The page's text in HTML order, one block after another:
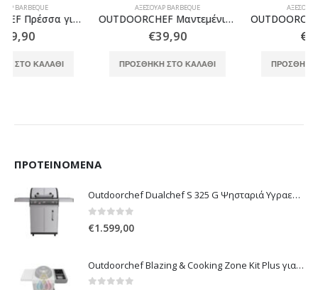
OUTDOORCHEF Μαντεμένιο Ταψί
ΠΡΟΣΘΉΚΗ ΣΤΟ ΚΑΛΆΘΙ
OUTDOORCHEF Πέτρα Πίτσας 420/480
ΠΡΟΣΘΉΚΗ ΣΤΟ ΚΑΛΆΘΙ
ΠΡΟΤΕΙΝΌΜΕΝΑ
Outdoorchef Dualchef S 325 G Ψησταριά Υγραερίου
€1.599,00
Outdoorchef Blazing & Cooking Zone Kit Plus για Ψησταριά Arosa Evo